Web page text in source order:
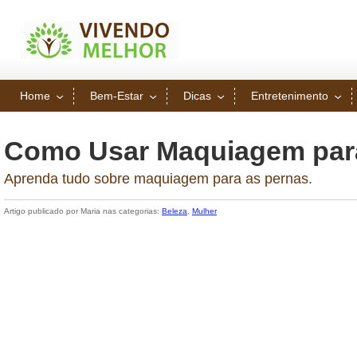
Home Bem-Estar Dicas Entretenimento
Como Usar Maquiagem
Aprenda tudo sobre maquiagem para as pernas.
Artigo publicado por Maria nas categorias: Beleza Mulher